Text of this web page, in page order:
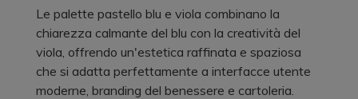
Le palette pastello blu e viola combinano la
chiarezza calmante del blu con la creatività del
viola, offrendo un'estetica raffinata e spaziosa
che si adatta perfettamente a interfacce utente
moderne, branding del benessere e cartoleria.